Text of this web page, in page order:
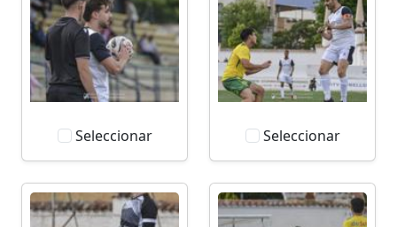
Seleccionar Seleccionar